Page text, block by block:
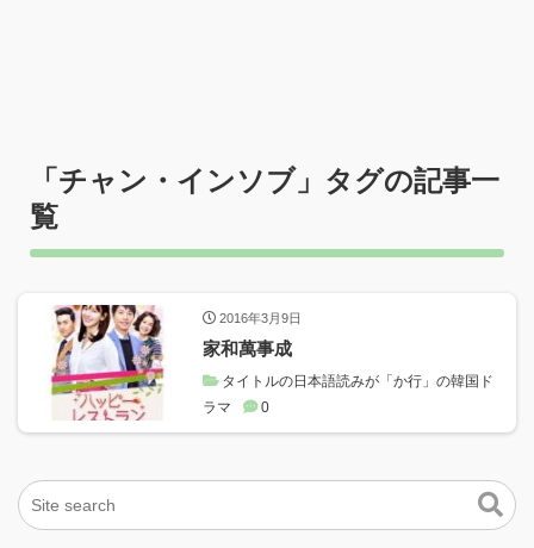
「チャン・インソブ」タグの記事一
覧
2016年3月9日
家和萬事成
タイトルの日本語読みが「か行」の韓国ド
ラマ
0